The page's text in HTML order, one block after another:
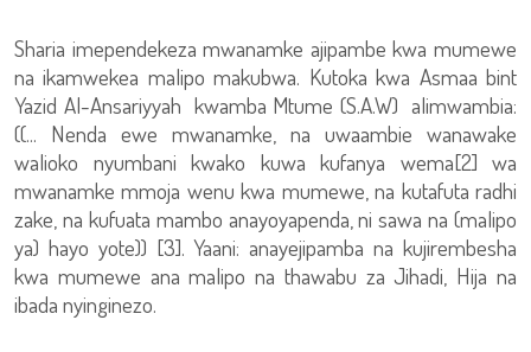
Sharia imependekeza mwanamke ajipambe kwa mumewe
na ikamwekea malipo makubwa. Kutoka kwa Asmaa bint
Yazid Al-Ansariyyah kwamba Mtume (S.A.W) alimwambia:
((... Nenda ewe mwanamke, na uwaambie wanawake
walioko nyumbani kwako kuwa kufanya wema[2] wa
mwanamke mmoja wenu kwa mumewe, na kutafuta radhi
zake, na kufuata mambo anayoyapenda, ni sawa na (malipo
ya) hayo yote)) [3]. Yaani: anayejipamba na kujirembesha
kwa mumewe ana malipo na thawabu za Jihadi, Hija na
ibada nyinginezo.